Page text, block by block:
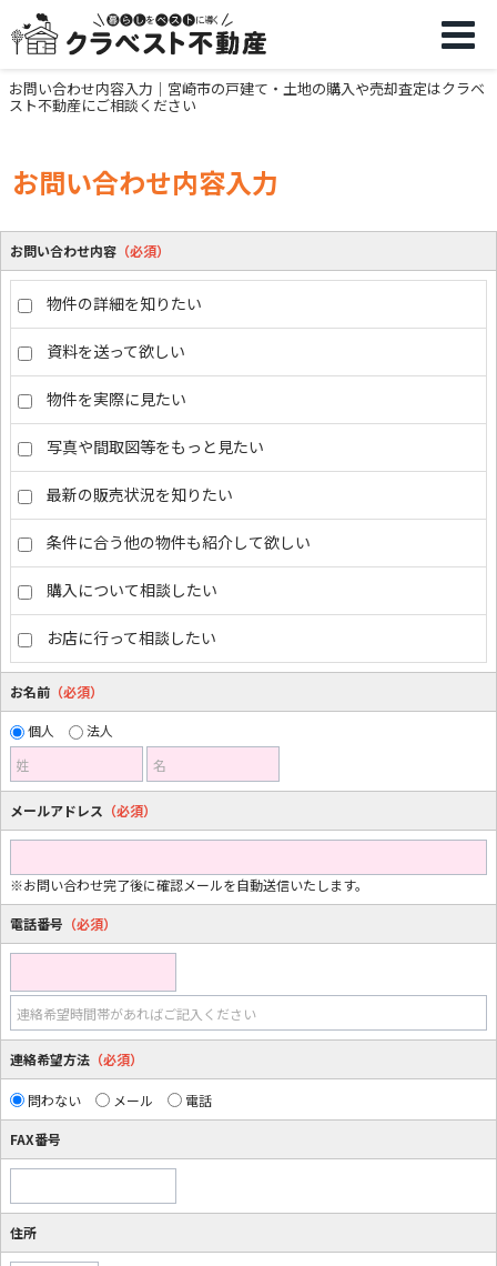
お問い合わせ内容入力｜宮崎市の戸建て・土地の購入や売却査定はクラベ
スト不動産にご相談ください
お問い合わせ内容入力
お問い合わせ内容 （必須）
物件の詳細を知りたい
資料を送って欲しい
物件を実際に見たい
写真や間取図等をもっと見たい
最新の販売状況を知りたい
条件に合う他の物件も紹介して欲しい
購入について相談したい
お店に行って相談したい
お名前 （必須）
個人
法人
姓
名
メールアドレス （必須）
※お問い合わせ完了後に確認メールを自動送信いたします。
電話番号 （必須）
連絡希望時間帯があればご記入ください
連絡希望方法 （必須）
問わない メール 電話
FAX番号
住所